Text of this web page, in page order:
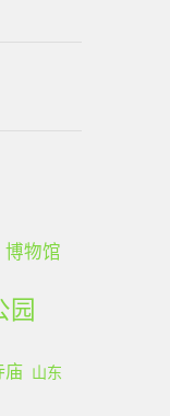
博物馆
园
庙 山东